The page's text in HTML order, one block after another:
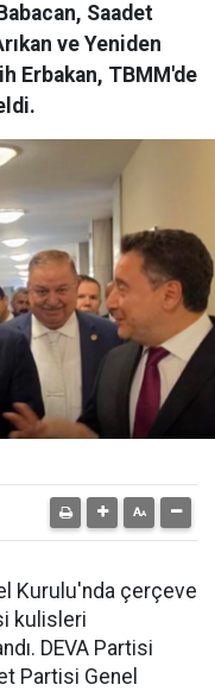
Saadet
ve Yeniden
Erbakan, TBMM'de
Kurulu'nda çerçeve
kulisleri
DEVA Partisi
Partisi Genel